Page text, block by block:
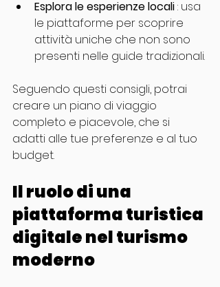
Esplora le esperienze locali : usa
le piattaforme per scoprire
attività uniche che non sono
presenti nelle guide tradizionali.
Seguendo questi consigli, potrai
creare un piano di viaggio
completo e piacevole, che si
adatti alle tue preferenze e al tuo
budget.
Il ruolo di una
piattaforma turistica
digitale nel turismo
moderno